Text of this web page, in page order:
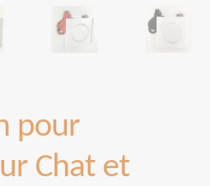
pour
Chat et